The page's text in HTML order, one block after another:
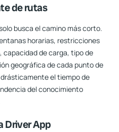
de rutas
busca el camino más corto.
horarias, restricciones
capacidad de carga, tipo de
geográfica de cada punto de
el tiempo de
del conocimiento
Driver App